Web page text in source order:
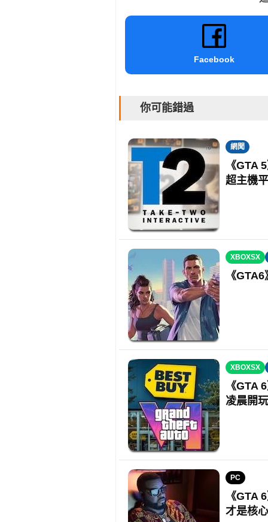
Facebook
你可能錯過
網聞
《GTA
超主機
XBOXSX
《
XBOXSX
《GTA
凌晨開玩
PC
《GTA
才是核心